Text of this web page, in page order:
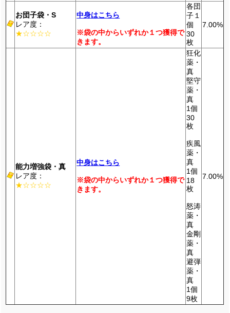
お団子袋・S
レア度：
★☆☆☆☆
中身はこちら
※袋の中からいずれか１つ獲得で
きます。
各団
子１
個
30
枚
7.00%
能力増強袋・真
レア度：
★☆☆☆☆
中身はこちら
※袋の中からいずれか１つ獲得で
きます。
狂化
薬・
真
堅守
薬・
真
1個
30
枚
疾風
薬・
真
1個
18
枚
怒涛
薬・
真
金剛
薬・
真
避弾
薬・
真
1個
9枚
7.00%